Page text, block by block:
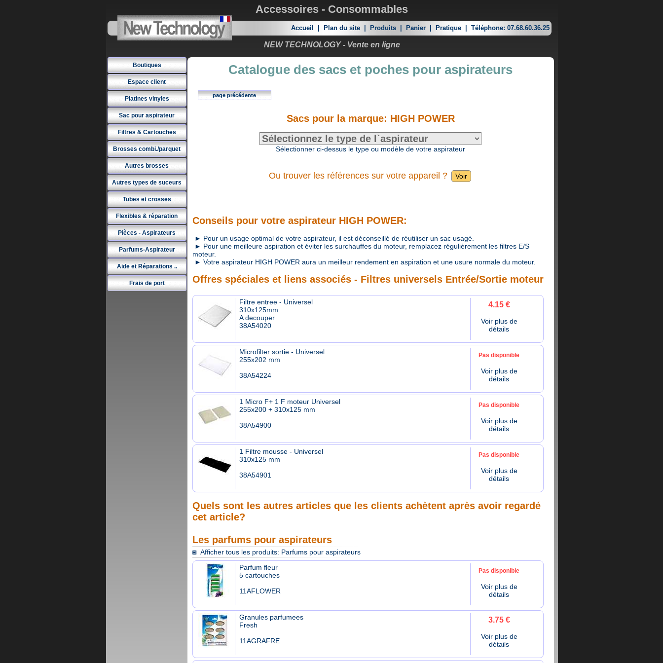
Accessoires - Consommables
Accueil Plan du site Produits Panier Pratique Téléphone: 07.68.60.36.25
NEW TECHNOLOGY - Vente en ligne
Boutiques
Espace client
Platines vinyles
Sac pour aspirateur
Filtres & Cartouches
Brosses combi./parquet
Autres brosses
Autres types de suceurs
Tubes et crosses
Flexibles & réparation
Pièces - Aspirateurs
Parfums-Aspirateur
Aide et Réparations ..
Frais de port
Catalogue des sacs et poches pour aspirateurs
page précédente
Sacs pour la marque: HIGH POWER
Sélectionner ci-dessus le type ou modèle de votre aspirateur
Ou trouver les références sur votre appareil ?
Conseils pour votre aspirateur HIGH POWER:
► Pour un usage optimal de votre aspirateur, il est déconseillé de réutiliser un sac usagé.
► Pour une meilleure aspiration et éviter les surchauffes du moteur, remplacez régulièrement les filtres E/S
moteur.
► Votre aspirateur HIGH POWER aura un meilleur rendement en aspiration et une usure normale du moteur.
Offres spéciales et liens associés - Filtres universels Entrée/Sortie moteur
Filtre entree - Universel
310x125mm
A decouper
38A54020
4.15 €
Voir plus de
détails
Microfilter sortie - Universel
255x202 mm
38A54224
Pas disponible
Voir plus de
détails
1 Micro F+ 1 F moteur Universel
255x200 + 310x125 mm
38A54900
Pas disponible
Voir plus de
détails
1 Filtre mousse - Universel
310x125 mm
38A54901
Pas disponible
Voir plus de
détails
Quels sont les autres articles que les clients achètent après avoir regardé
cet article?
Les parfums pour aspirateurs
◙ Afficher tous les produits: Parfums pour aspirateurs
Parfum fleur
5 cartouches
11AFLOWER
Pas disponible
Voir plus de
détails
Granules parfumees
Fresh
11AGRAFRE
3.75 €
Voir plus de
détails